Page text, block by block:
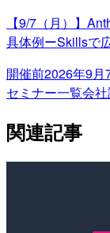
【9/7（月）】
具体例ーSkillsで
開催前2026年9月
セミナー一覧会
関連記事